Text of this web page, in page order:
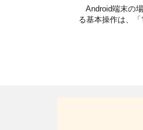
Android端末の
る基本操作は、「